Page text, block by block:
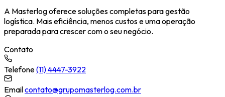
A Masterlog oferece soluções completas para gestão
logística. Mais eficiência, menos custos e uma operação
preparada para crescer com o seu negócio.
Contato
Telefone(11) 4447-3922
Emailcontato@grupomasterlog.com.br